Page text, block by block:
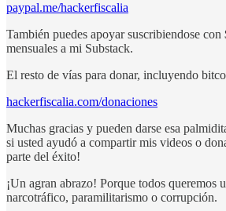
paypal.me/hackerfiscalia
También puedes apoyar suscribiendose con
mensuales a mi Substack.
El resto de vías para donar, incluyendo
hackerfiscalia.com/donaciones
Muchas gracias y pueden darse esa
si usted ayudó a compartir mis videos o
parte del éxito!
¡Un agran abrazo! Porque todos queremos
narcotráfico, paramilitarismo o corrupción.